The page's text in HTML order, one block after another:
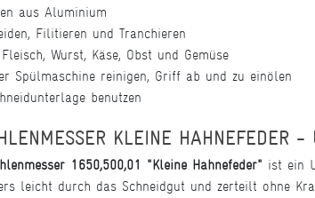
aus Aluminium
Filitieren und Tranchieren
Wurst, Käse, Obst und Gemüse
Spülmaschine reinigen, Griff ab und zu einölen
benutzen
KLEINE HAHNEFEDER -
1650,500,01 "Kleine Hahnefeder" ist ein
leicht durch das Schneidgut und zerteilt ohne